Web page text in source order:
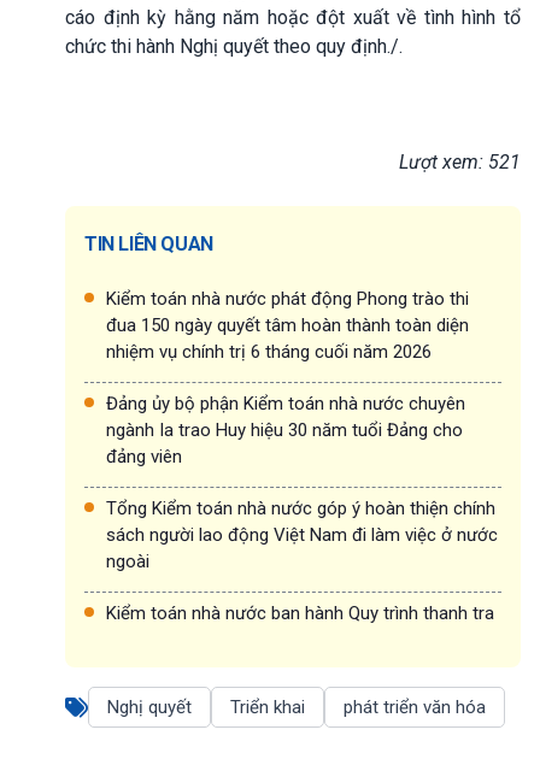
cáo định kỳ hằng năm hoặc đột xuất về tình hình tổ
chức thi hành Nghị quyết theo quy định./.
Lượt xem: 521
TIN LIÊN QUAN
Kiểm toán nhà nước phát động Phong trào thi
đua 150 ngày quyết tâm hoàn thành toàn diện
nhiệm vụ chính trị 6 tháng cuối năm 2026
Đảng ủy bộ phận Kiểm toán nhà nước chuyên
ngành Ia trao Huy hiệu 30 năm tuổi Đảng cho
đảng viên
Tổng Kiểm toán nhà nước góp ý hoàn thiện chính
sách người lao động Việt Nam đi làm việc ở nước
ngoài
Kiểm toán nhà nước ban hành Quy trình thanh tra
Nghị quyết Triển khai phát triển văn hóa